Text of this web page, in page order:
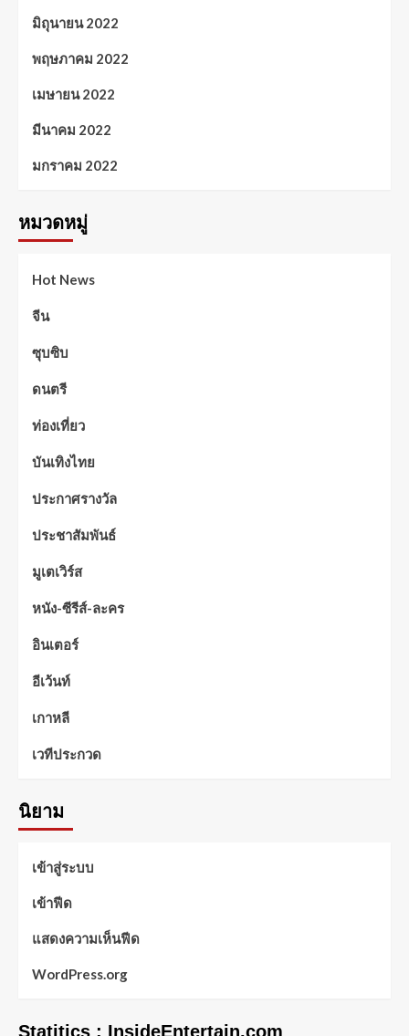
มิถุนายน 2022
พฤษภาคม 2022
เมษายน 2022
มีนาคม 2022
มกราคม 2022
หมวดหมู่
Hot News
จีน
ซุบซิบ
ดนตรี
ท่องเที่ยว
บันเทิงไทย
ประกาศรางวัล
ประชาสัมพันธ์
มูเตเวิร์ส
หนัง-ซีรีส์-ละคร
อินเตอร์
อีเว้นท์
เกาหลี
เวทีประกวด
นิยาม
เข้าสู่ระบบ
เข้าฟีด
แสดงความเห็นฟีด
WordPress.org
Statitics : InsideEntertain.com